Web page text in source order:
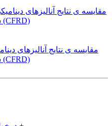
مقایسه ی‌ نتایج آنالیزهای‌
سنگریزی‌ شده با‌رویه‌ی‌ بتنی‌ (CFRD)